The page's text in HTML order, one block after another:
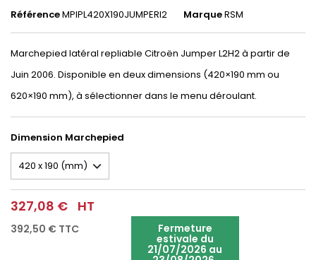
RéférenceMPIPL420X190JUMPERl2 MarqueRSM
Marchepied latéral repliable Citroën Jumper L2H2 à partir de
Juin 2006. Disponible en deux dimensions (420×190 mm ou
620×190 mm), à sélectionner dans le menu déroulant.
Dimension Marchepied
327,08 € HT
392,50 € TTC Fermeture
estivale du
21/07/2026 au